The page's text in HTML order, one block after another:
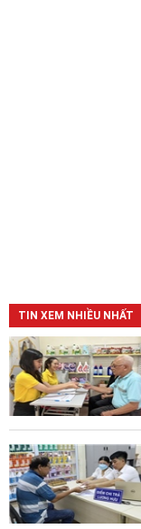
TIN XEM NHIỀU NHẤT